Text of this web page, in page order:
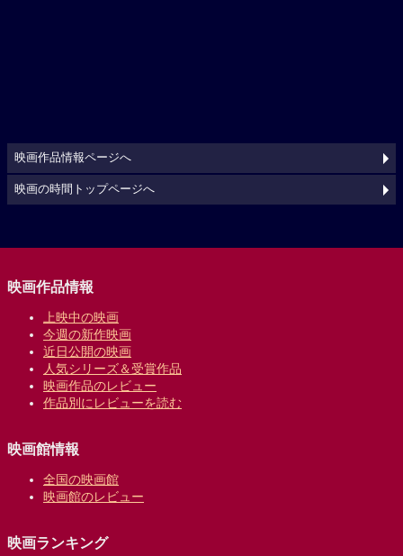
映画作品情報ページへ
映画の時間トップページへ
映画作品情報
上映中の映画
今週の新作映画
近日公開の映画
人気シリーズ＆受賞作品
映画作品のレビュー
作品別にレビューを読む
映画館情報
全国の映画館
映画館のレビュー
映画ランキング